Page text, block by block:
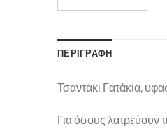
ΠΕΡΙΓΡΑΦΉ
Τσαντάκι Γατάκια,
Για όσους λατρεύουν